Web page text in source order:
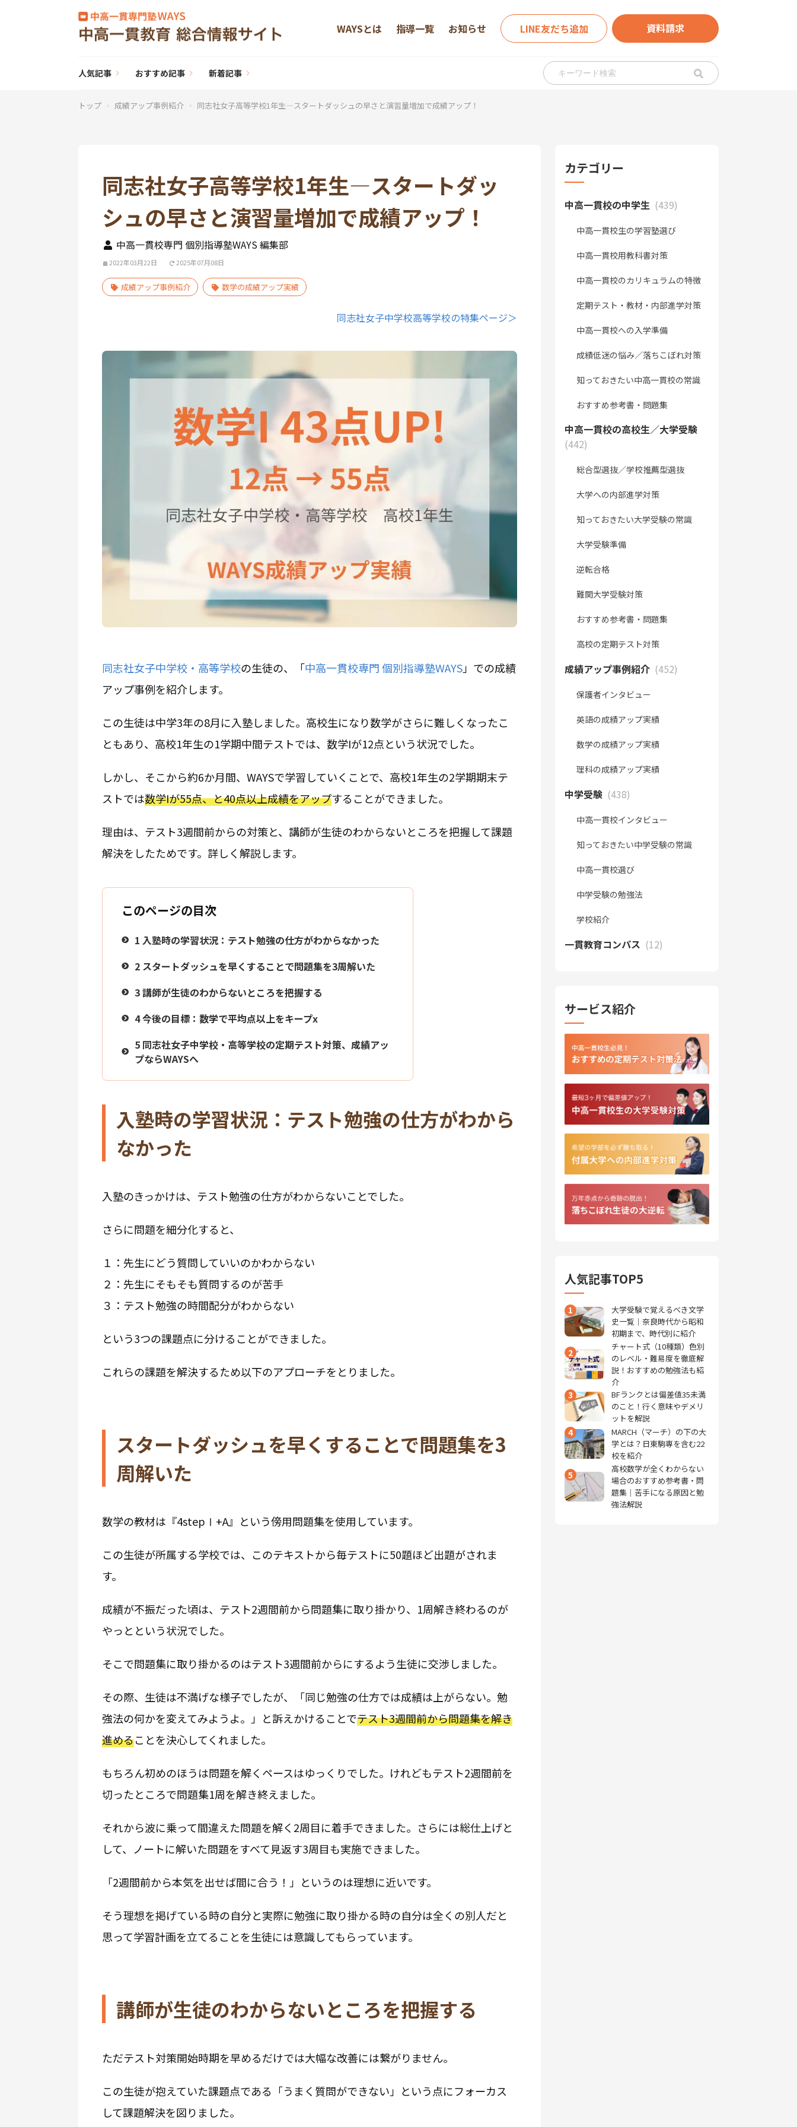
WAYSとは 指導一覧 お知らせ LINE友だち追加 資料請求
人気記事 おすすめ記事 新着記事
トップ 成績アップ事例紹介 同志社女子高等学校1年生―スタートダッシュの早さと演習量増加で成績アップ！
同志社女子高等学校1年生―スタートダッ
シュの早さと演習量増加で成績アップ！
中高一貫校専門 個別指導塾WAYS 編集部
2022年03月22日 2025年07月08日
成績アップ事例紹介 数学の成績アップ実績
同志社女子中学校高等学校の特集ページ＞
同志社女子中学校・高等学校の生徒の、「中高一貫校専門 個別指導塾WAYS」での成績
アップ事例を紹介します。
この生徒は中学3年の8月に入塾しました。高校生になり数学がさらに難しくなったこ
ともあり、高校1年生の1学期中間テストでは、数学Iが12点という状況でした。
しかし、そこから約6か月間、WAYSで学習していくことで、高校1年生の2学期期末テ
ストでは数学Iが55点、と40点以上成績をアップすることができました。
理由は、テスト3週間前からの対策と、講師が生徒のわからないところを把握して課題
解決をしたためです。詳しく解説します。
このページの目次
1 入塾時の学習状況：テスト勉強の仕方がわからなかった
2 スタートダッシュを早くすることで問題集を3周解いた
3講師が生徒のわからないところを把握する
4今後の目標：数学で平均点以上をキープx
5 同志社女子中学校・高等学校の定期テスト対策、成績アッ
プならWAYSへ
入塾時の学習状況：テスト勉強の仕方がわから
なかった
入塾のきっかけは、テスト勉強の仕方がわからないことでした。
さらに問題を細分化すると、
１：先生にどう質問していいのかわからない
２：先生にそもそも質問するのが苦手
３：テスト勉強の時間配分がわからない
という3つの課題点に分けることができました。
これらの課題を解決するため以下のアプローチをとりました。
スタートダッシュを早くすることで問題集を3
周解いた
数学の教材は『4stepⅠ+A』という傍用問題集を使用しています。
この生徒が所属する学校では、このテキストから毎テストに50題ほど出題がされま
す。
成績が不振だった頃は、テスト2週間前から問題集に取り掛かり、1周解き終わるのが
やっとという状況でした。
そこで問題集に取り掛かるのはテスト3週間前からにするよう生徒に交渉しました。
その際、生徒は不満げな様子でしたが、「同じ勉強の仕方では成績は上がらない。勉
強法の何かを変えてみようよ。」と訴えかけることでテスト3週間前から問題集を解き
進めることを決心してくれました。
もちろん初めのほうは問題を解くペースはゆっくりでした。けれどもテスト2週間前を
切ったところで問題集1周を解き終えました。
それから波に乗って間違えた問題を解く2周目に着手できました。さらには総仕上げと
して、ノートに解いた問題をすべて見返す3周目も実施できました。
「2週間前から本気を出せば間に合う！」というのは理想に近いです。
そう理想を掲げている時の自分と実際に勉強に取り掛かる時の自分は全くの別人だと
思って学習計画を立てることを生徒には意識してもらっています。
講師が生徒のわからないところを把握する
ただテスト対策開始時期を早めるだけでは大幅な改善には繋がりません。
この生徒が抱えていた課題点である「うまく質問ができない」という点にフォーカス
して課題解決を図りました。
カテゴリー
中高一貫校の中学生 (439)
中高一貫校生の学習塾選び
中高一貫校用教科書対策
中高一貫校のカリキュラムの特徴
定期テスト・教材・内部進学対策
中高一貫校への入学準備
成績低迷の悩み／落ちこぼれ対策
知っておきたい中高一貫校の常識
おすすめ参考書・問題集
中高一貫校の高校生／大学受験
(442)
総合型選抜／学校推薦型選抜
大学への内部進学対策
知っておきたい大学受験の常識
大学受験準備
逆転合格
難関大学受験対策
おすすめ参考書・問題集
高校の定期テスト対策
成績アップ事例紹介 (452)
保護者インタビュー
英語の成績アップ実績
数学の成績アップ実績
理科の成績アップ実績
中学受験 (438)
中高一貫校インタビュー
知っておきたい中学受験の常識
中高一貫校選び
中学受験の勉強法
学校紹介
一貫教育コンパス (12)
サービス紹介
人気記事TOP5
1
大学受験で覚えるべき文学
史一覧｜奈良時代から昭和
初期まで、時代別に紹介
2
チャート式（10種類）色別
のレベル・難易度を徹底解
説！おすすめの勉強法も紹
介
3
BFランクとは偏差値35未満
のこと！行く意味やデメリ
ットを解説
4
MARCH（マーチ）の下の大
学とは？日東駒専を含む22
校を紹介
5
高校数学が全くわからない
場合のおすすめ参考書・問
題集｜苦手になる原因と勉
強法解説